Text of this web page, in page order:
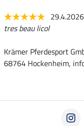
29.4.2026
tres beau licol
Krämer Pferdesport
68764 Hockenheim,